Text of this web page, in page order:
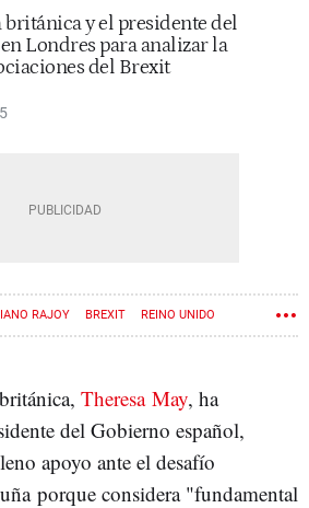
y el presidente del
Londres para analizar la
del Brexit
RAJOY BREXIT REINO UNIDO
Theresa May, ha
del Gobierno español,
apoyo ante el desafío
porque considera "fundamental